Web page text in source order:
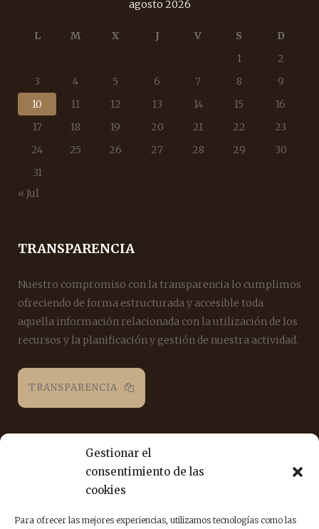
Gestionar el
consentimiento de las
cookies
Para ofrecer las mejores experiencias, utilizamos tecnologías como las
agosto 2026
L M X J V S
D
1
2
3
4 5 6 7 8
9
10
11 12 13 14 15
16
17
18 19 20 21 22
23
24
25 26 27 28 29
30
31
« Jul
TRANSPARENCIA
Nuestro compromiso con la transparencia lo cumplimos
ofreciendo de forma estructurada y accesible toda
aquella información relacionada con la utilización de los
recursos y la planificación y gestión de nuestra actividad.
TRANSPARENCIA
REDES SOCIALES
Puedes seguirnos en las siguientes redes sociales para